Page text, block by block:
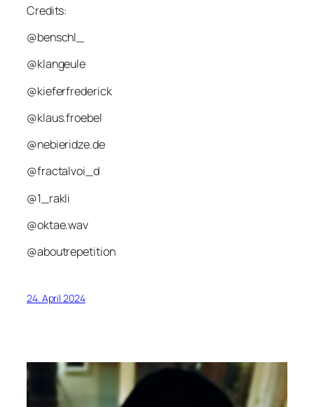
Credits:
@benschl_
@klangeule
@kieferfrederick
@klaus.froebel
@nebieridze.de
@fractalvoi_d
@1_rakli
@oktae.wav
@aboutrepetition
24. April 2024